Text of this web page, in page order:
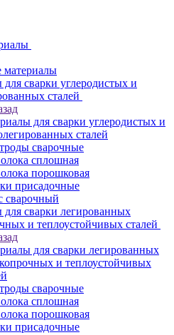
материалы
сварки углеродистых и
сталей
для сварки углеродистых и
сталей
сварочные
сплошная
порошковая
присадочные
сварочный
сварки легированных
и теплоустойчивых сталей
для сварки легированных
и теплоустойчивых
сварочные
сплошная
порошковая
присадочные